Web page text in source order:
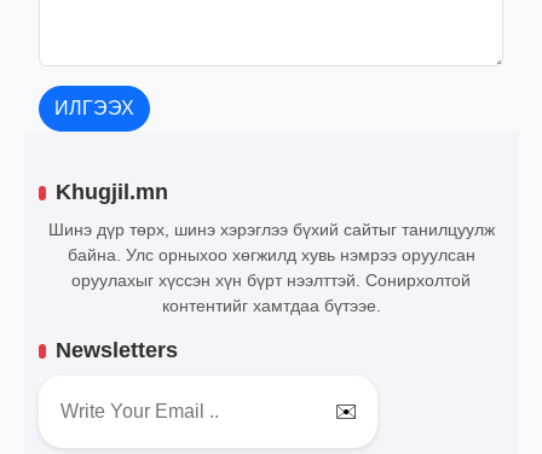
ИЛГЭЭХ
Khugjil.mn
Шинэ дүр төрх, шинэ хэрэглээ бүхий сайтыг танилцуулж
байна. Улс орныхоо хөгжилд хувь нэмрээ оруулсан
оруулахыг хүссэн хүн бүрт нээлттэй. Сонирхолтой
контентийг хамтдаа бүтээе.
Newsletters
✉️